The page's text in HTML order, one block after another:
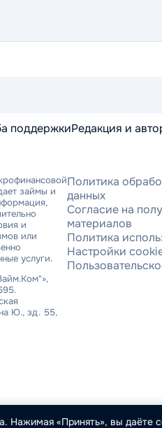
поддержкиРедакция и
займы и
и
или
услуги.
Ю., зд. 55,
Политика
данных
Согласие на
материалов
Политика
Настройки
«Принять», вы даёте